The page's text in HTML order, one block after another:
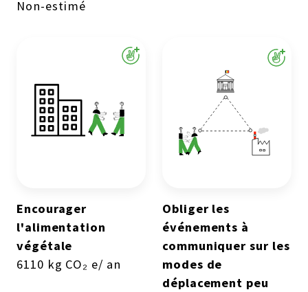
Non-estimé
Encourager
l'alimentation
végétale
6110 kg CO₂ e/ an
Obliger les
événements à
communiquer sur les
modes de
déplacement peu